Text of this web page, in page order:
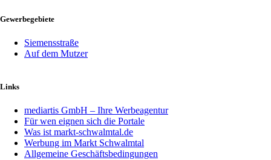
Gewerbegebiete
Siemensstraße
Auf dem Mutzer
Links
mediartis GmbH – Ihre Werbeagentur
Für wen eignen sich die Portale
Was ist markt-schwalmtal.de
Werbung im Markt Schwalmtal
Allgemeine Geschäftsbedingungen